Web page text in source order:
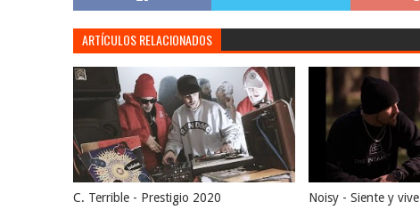
ARTÍCULOS RELACIONADOS
C. Terrible - Prestigio 2020 Noisy - Siente y vive